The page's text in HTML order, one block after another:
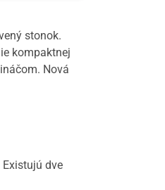
stonok.
kompaktnej
Nová
dve